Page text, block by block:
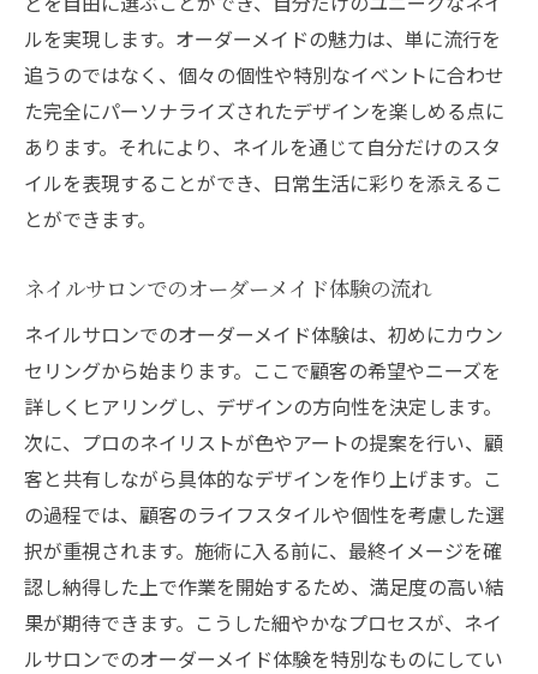
プライベートサロンの特別感
顧客満足度を高めるポイント
自分だけのオリジナルネイルデザインを楽しむ
方法
ネイルデザインのアイデアを見つける
パーソナライズされたデザインの選び方
オリジナルデザインを持つメリット
プロのアドバイスを活用する
ネイルサロンでの創造的な表現
プライベートサロンでのネイルデザイン提案の
流れ
初回カウンセリングの重要性
デザイン提案と顧客のフィードバック
施術前の色選びとデザインイメージ
デザインの最終確認と細部調整
施術中のコミュニケーション
ルを実現します。オーダーメイドの魅力は、単に流行を
追うのではなく、個々の個性や特別なイベントに合わせ
た完全にパーソナライズされたデザインを楽しめる点に
あります。それにより、ネイルを通じて自分だけのスタ
イルを表現することができ、日常生活に彩りを添えるこ
とができます。
ネイルサロンでのオーダーメイド体験の流れ
ネイルサロンでのオーダーメイド体験は、初めにカウン
セリングから始まります。ここで顧客の希望やニーズを
詳しくヒアリングし、デザインの方向性を決定します。
次に、プロのネイリストが色やアートの提案を行い、顧
客と共有しながら具体的なデザインを作り上げます。こ
の過程では、顧客のライフスタイルや個性を考慮した選
択が重視されます。施術に入る前に、最終イメージを確
認し納得した上で作業を開始するため、満足度の高い結
果が期待できます。こうした細やかなプロセスが、ネイ
ルサロンでのオーダーメイド体験を特別なものにしてい